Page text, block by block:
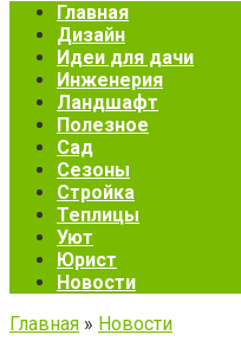
Главная
Дизайн
Идеи для дачи
Инженерия
Ландшафт
Полезное
Сад
Сезоны
Стройка
Теплицы
Уют
Юрист
Новости
Главная » Новости